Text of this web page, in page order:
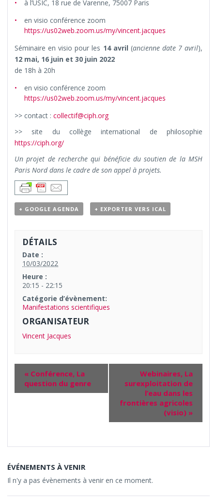
à l’USIC, 18 rue de Varenne, 75007 Paris
en visio conférence zoom
https://us02web.zoom.us/my/vincent.jacques
Séminaire en visio pour les 14 avril (ancienne date 7 avril),
12 mai, 16 juin et 30 juin 2022
de 18h à 20h
en visio conférence zoom
https://us02web.zoom.us/my/vincent.jacques
>> contact : collectif@ciph.org
>> site du collège international de philosophie
https://ciph.org/
Un projet de recherche qui bénéficie du soutien de la MSH
Paris Nord dans le cadre de son appel à projets.
+ GOOGLE AGENDA + EXPORTER VERS ICAL
DÉTAILS
Date :
10/03/2022
Heure :
20:15 - 22:15
Catégorie d’évènement:
Manifestations scientifiques
ORGANISATEUR
Vincent Jacques
« Conférence, La
question du genre
Webinaires, La
surexploitation de
l’eau dans les
frontières agricoles
(visio) »
ÉVÉNEMENTS À VENIR
Il n'y a pas évènements à venir en ce moment.